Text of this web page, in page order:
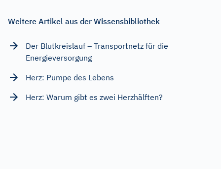
Weitere Artikel aus der Wissensbibliothek
Der Blutkreislauf – Transportnetz für die
Energieversorgung
Herz: Pumpe des Lebens
Herz: Warum gibt es zwei Herzhälften?